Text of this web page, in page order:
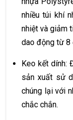
nhiều túi khí
nhiệt và giảm
dao động từ 8
Keo kết dính:
sản xuất sử
chúng lại với
chắc chắn.